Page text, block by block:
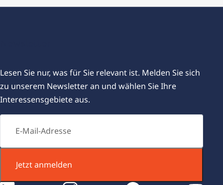
Lesen Sie nur, was für Sie relevant ist. Melden Sie sich
zu unserem Newsletter an und wählen Sie Ihre
Interessensgebiete aus.
Jetzt anmelden